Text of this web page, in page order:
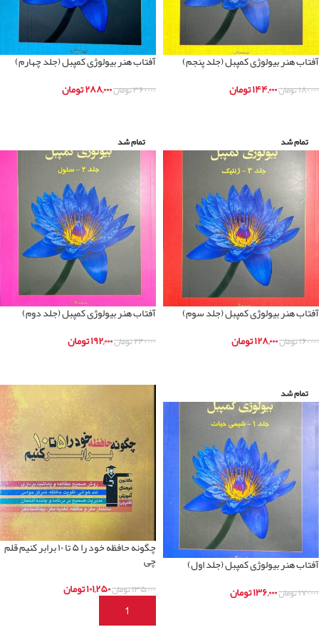
آفتاب هنر بیولوژی کمپبل (جلد پنجم)
۱۸۰,۰۰۰تومان۱۴۴,۰۰۰تومان
آفتاب هنر بیولوژی کمپبل (جلد چهارم)
۳۶۰,۰۰۰تومان۲۸۸,۰۰۰تومان
تمام شد
آفتاب هنر بیولوژی کمپبل (جلد سوم)
۱۶۰,۰۰۰تومان۱۲۸,۰۰۰تومان
تمام شد
آفتاب هنر بیولوژی کمپبل (جلد دوم)
۲۴۰,۰۰۰تومان۱۹۲,۰۰۰تومان
تمام شد
آفتاب هنر بیولوژی کمپبل (جلد اول)
۱۷۰,۰۰۰تومان۱۳۶,۰۰۰تومان
چگونه حافظه خود را ۵ تا ۱۰ برابر کنیم قلم
چی
۱۳۵,۰۰۰تومان۱۰۱,۲۵۰تومان
افزودن به سبد خرید